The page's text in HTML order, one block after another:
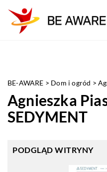
BE-AWARE > Dom i ogród >
Agnieszka
SEDYMENT
PODGLĄD WITRYNY